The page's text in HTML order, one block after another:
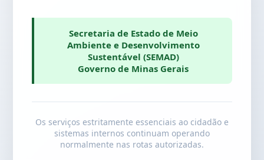
Secretaria de Estado de Meio
Ambiente e Desenvolvimento
Sustentável (SEMAD)
Governo de Minas Gerais
Os serviços estritamente essenciais ao cidadão e
sistemas internos continuam operando
normalmente nas rotas autorizadas.